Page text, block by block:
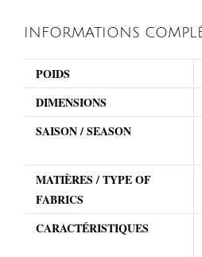
INFORMATIONS
POIDS
DIMENSIONS
SAISON / SEASON
MATIÈRES / TYPE OF
FABRICS
CARACTÉRISTIQUES